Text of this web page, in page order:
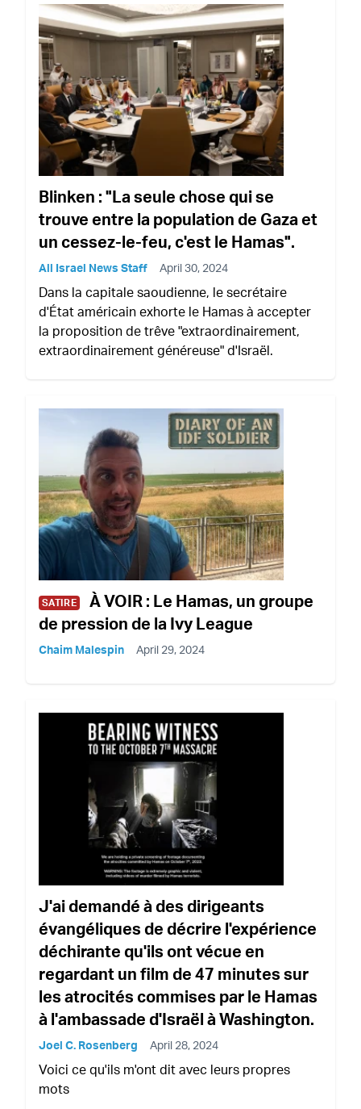
Blinken : "La seule chose qui se
trouve entre la population de Gaza et
un cessez-le-feu, c'est le Hamas".
All Israel News Staff April 30, 2024
Dans la capitale saoudienne, le secrétaire
d'État américain exhorte le Hamas à accepter
la proposition de trêve "extraordinairement,
extraordinairement généreuse" d'Israël.
SATIRE
À VOIR : Le Hamas, un groupe
de pression de la Ivy League
Chaim Malespin April 29, 2024
J'ai demandé à des dirigeants
évangéliques de décrire l'expérience
déchirante qu'ils ont vécue en
regardant un film de 47 minutes sur
les atrocités commises par le Hamas
à l'ambassade d'Israël à Washington.
Joel C. Rosenberg April 28, 2024
Voici ce qu'ils m'ont dit avec leurs propres
mots